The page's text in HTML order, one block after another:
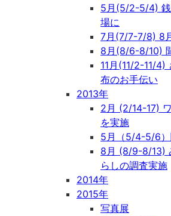
5月(5/2-5/4) 銭
場に
7月(7/7-7/8) 8
8月(8/6-8/10)
11月(11/2-11/4)
布のお手伝い
2013年
2月 (2/14-17)
を実施
5月（5/4-5/6）
8月 (8/9-8/13)
らしの調査実施
2014年
2015年
写真展